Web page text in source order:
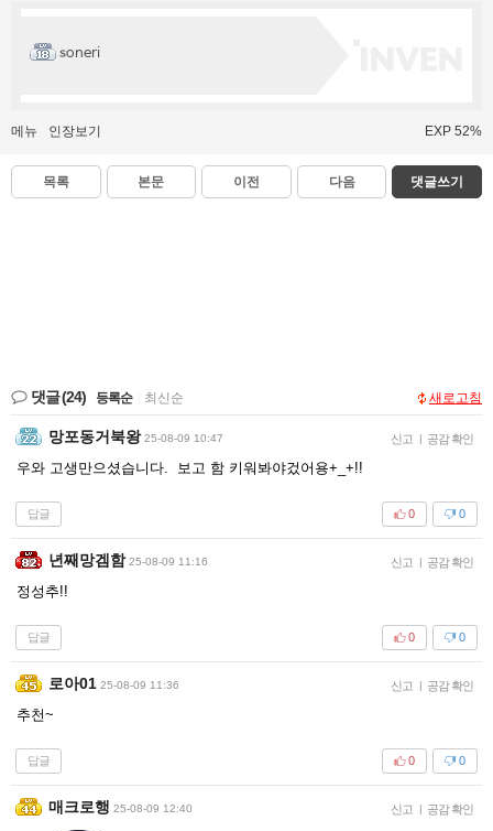
soneri
메뉴 인장보기 EXP 52%
목록 본문 이전 다음 댓글쓰기
댓글(24) 등록순 최신순 새로고침
망포동거북왕 25-08-09 10:47 신고 | 공감 확인
우와 고생만으셨습니다. 보고 함 키워봐야겄어용+_+!!
답글 0
0
년째망겜함 25-08-09 11:16 신고 | 공감 확인
정성추!!
답글 0
0
로아01 25-08-09 11:36 신고 | 공감 확인
추천~
답글 0
0
매크로행 25-08-09 12:40 신고 | 공감 확인